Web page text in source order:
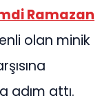
Ramazan
olan minik
adım attı.